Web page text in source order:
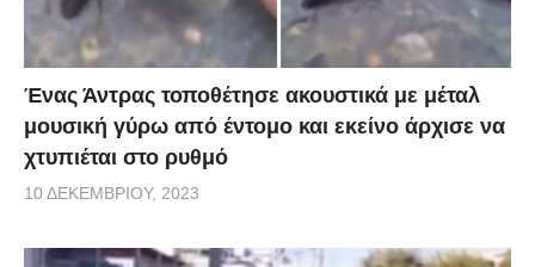
Ένας Άντρας τοποθέτησε ακουστικά με μέταλ
μουσική γύρω από έντομο και εκείνο άρχισε να
χτυπιέται στο ρυθμό
10 ΔΕΚΕΜΒΡΊΟΥ, 2023